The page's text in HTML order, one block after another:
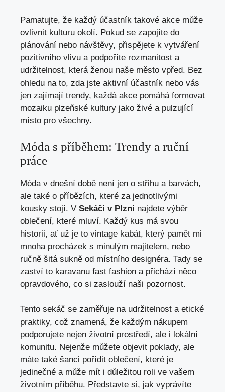
Pamatujte, že každý účastník takové akce může
ovlivnit kulturu okolí. Pokud se zapojíte do
plánování nebo návštěvy, přispějete k vytváření
pozitivního vlivu a podpoříte rozmanitost a
udržitelnost, která ženou naše město vpřed. Bez
ohledu na to, zda jste aktivní účastník nebo vás
jen zajímají trendy, každá akce pomáhá formovat
mozaiku plzeňské kultury jako živé a pulzující
místo pro všechny.
Móda s příběhem: Trendy a ruční
práce
Móda v dnešní době není jen o střihu a barvách,
ale také o příbězích, které za jednotlivými
kousky stojí. V Sekáči v Plzni najdete výběr
oblečení, které mluví. Každý kus má svou
historii, ať už je to vintage kabát, který pamět mi
mnoha procházek s minulým majitelem, nebo
ručně šitá sukně od místního designéra. Tady se
zaství to karavanu fast fashion a přichází něco
opravdového, co si zaslouží naši pozornost.
Tento sekáč se zaměřuje na udržitelnost a etické
praktiky, což znamená, že každým nákupem
podporujete nejen životní prostředí, ale i lokální
komunitu. Nejenže můžete objevit poklady, ale
máte také šanci pořídit oblečení, které je
jedinečné a může mít i důležitou roli ve vašem
životním příběhu. Představte si, jak vyprávíte